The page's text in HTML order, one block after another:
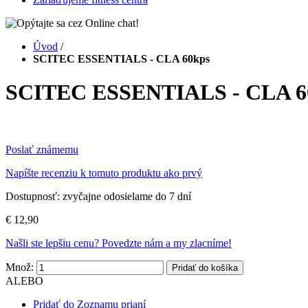
Úvod /
SCITEC ESSENTIALS - CLA 60kps
SCITEC ESSENTIALS - CLA
Poslať známemu
Napíšte recenziu k tomuto produktu ako prvý
Dostupnosť: zvyčajne odosielame do 7 dní
€ 12,90
Našli ste lepšiu cenu? Povedzte nám a my zlacníme!
Množ: Pridať do košíka
ALEBO
Pridať do Zoznamu prianí